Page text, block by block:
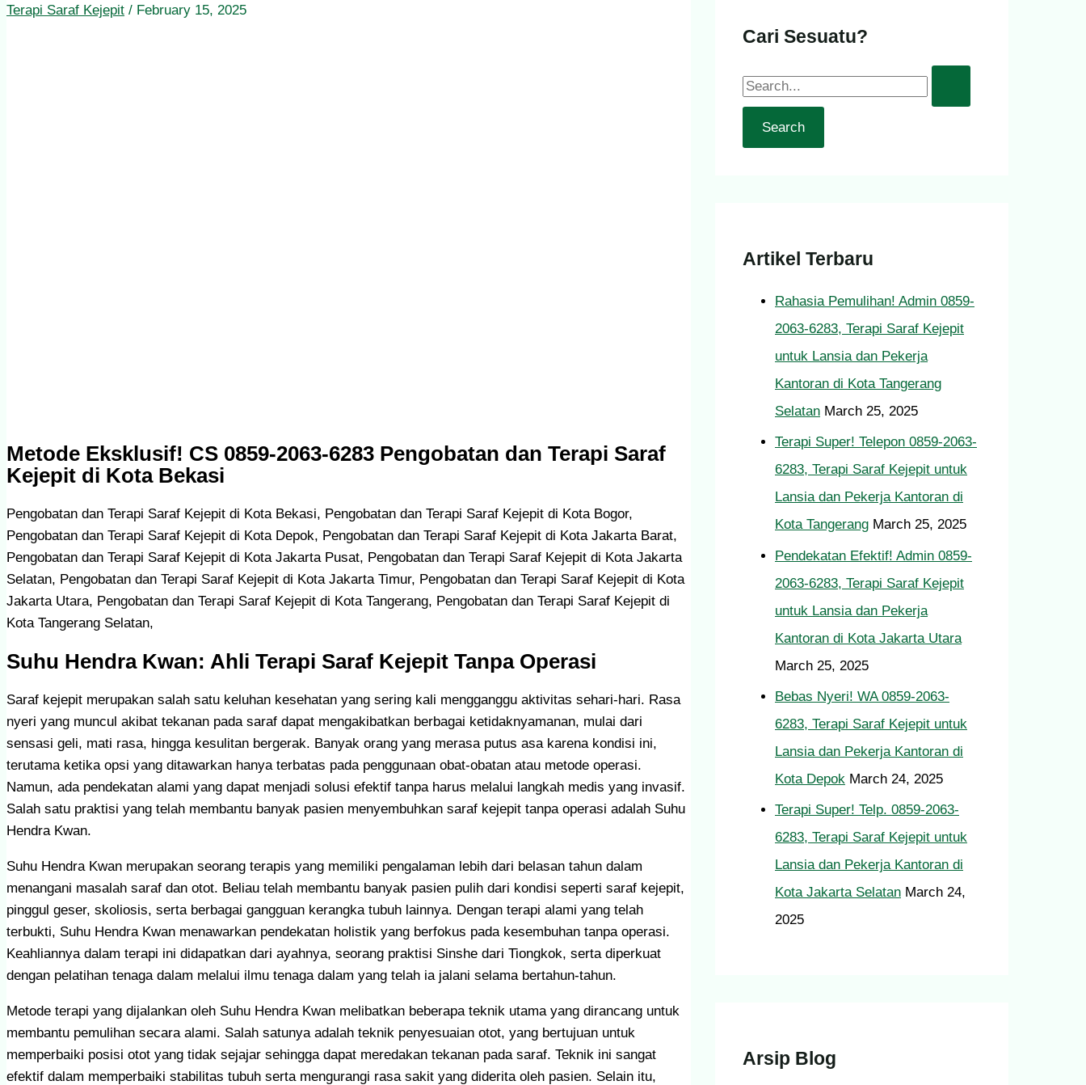
Terapi Saraf Kejepit / February 15, 2025
Metode Eksklusif! CS 0859-2063-6283 Pengobatan dan Terapi Saraf
Kejepit di Kota Bekasi
Pengobatan dan Terapi Saraf Kejepit di Kota Bekasi, Pengobatan dan Terapi Saraf Kejepit di Kota Bogor,
Pengobatan dan Terapi Saraf Kejepit di Kota Depok, Pengobatan dan Terapi Saraf Kejepit di Kota Jakarta Barat,
Pengobatan dan Terapi Saraf Kejepit di Kota Jakarta Pusat, Pengobatan dan Terapi Saraf Kejepit di Kota Jakarta
Selatan, Pengobatan dan Terapi Saraf Kejepit di Kota Jakarta Timur, Pengobatan dan Terapi Saraf Kejepit di Kota
Jakarta Utara, Pengobatan dan Terapi Saraf Kejepit di Kota Tangerang, Pengobatan dan Terapi Saraf Kejepit di
Kota Tangerang Selatan,
Suhu Hendra Kwan: Ahli Terapi Saraf Kejepit Tanpa Operasi
Saraf kejepit merupakan salah satu keluhan kesehatan yang sering kali mengganggu aktivitas sehari-hari. Rasa
nyeri yang muncul akibat tekanan pada saraf dapat mengakibatkan berbagai ketidaknyamanan, mulai dari
sensasi geli, mati rasa, hingga kesulitan bergerak. Banyak orang yang merasa putus asa karena kondisi ini,
terutama ketika opsi yang ditawarkan hanya terbatas pada penggunaan obat-obatan atau metode operasi.
Namun, ada pendekatan alami yang dapat menjadi solusi efektif tanpa harus melalui langkah medis yang invasif.
Salah satu praktisi yang telah membantu banyak pasien menyembuhkan saraf kejepit tanpa operasi adalah Suhu
Hendra Kwan.
Suhu Hendra Kwan merupakan seorang terapis yang memiliki pengalaman lebih dari belasan tahun dalam
menangani masalah saraf dan otot. Beliau telah membantu banyak pasien pulih dari kondisi seperti saraf kejepit,
pinggul geser, skoliosis, serta berbagai gangguan kerangka tubuh lainnya. Dengan terapi alami yang telah
terbukti, Suhu Hendra Kwan menawarkan pendekatan holistik yang berfokus pada kesembuhan tanpa operasi.
Keahliannya dalam terapi ini didapatkan dari ayahnya, seorang praktisi Sinshe dari Tiongkok, serta diperkuat
dengan pelatihan tenaga dalam melalui ilmu tenaga dalam yang telah ia jalani selama bertahun-tahun.
Metode terapi yang dijalankan oleh Suhu Hendra Kwan melibatkan beberapa teknik utama yang dirancang untuk
membantu pemulihan secara alami. Salah satunya adalah teknik penyesuaian otot, yang bertujuan untuk
memperbaiki posisi otot yang tidak sejajar sehingga dapat meredakan tekanan pada saraf. Teknik ini sangat
efektif dalam memperbaiki stabilitas tubuh serta mengurangi rasa sakit yang diderita oleh pasien. Selain itu,
Cari Sesuatu?
Artikel Terbaru
Rahasia Pemulihan! Admin 0859-
2063-6283, Terapi Saraf Kejepit
untuk Lansia dan Pekerja
Kantoran di Kota Tangerang
Selatan March 25, 2025
Terapi Super! Telepon 0859-2063-
6283, Terapi Saraf Kejepit untuk
Lansia dan Pekerja Kantoran di
Kota Tangerang March 25, 2025
Pendekatan Efektif! Admin 0859-
2063-6283, Terapi Saraf Kejepit
untuk Lansia dan Pekerja
Kantoran di Kota Jakarta Utara
March 25, 2025
Bebas Nyeri! WA 0859-2063-
6283, Terapi Saraf Kejepit untuk
Lansia dan Pekerja Kantoran di
Kota Depok March 24, 2025
Terapi Super! Telp. 0859-2063-
6283, Terapi Saraf Kejepit untuk
Lansia dan Pekerja Kantoran di
Kota Jakarta Selatan March 24,
2025
Arsip Blog